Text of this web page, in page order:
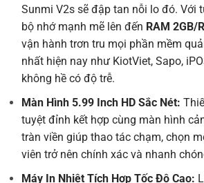
Sunmi V2s sẽ đập tan nỗi lo đó. Với
bộ nhớ mạnh mẽ lên đến RAM 2GB/
vận hành trơn tru mọi phần mềm
nhất hiện nay như KiotViet, Sapo,
không hề có độ trễ.
Màn Hình 5.99 Inch HD Sắc Nét:
tuyệt đỉnh kết hợp cùng màn hình
tràn viền giúp thao tác chạm, chọn
viên trở nên chính xác và nhanh
Máy In Nhiệt Tích Hợp Tốc Độ Cao: